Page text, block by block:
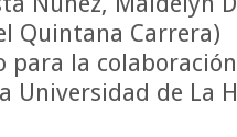
Quintana Carrera)
para la
Universidad de La